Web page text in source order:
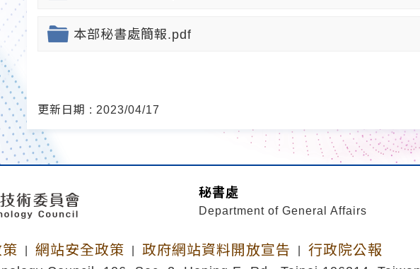
本部秘書處簡報.pdf
更新日期 : 2023/04/17
秘書處
Department of General Affairs
網站安全政策 政府網站資料開放宣告 行政院公報